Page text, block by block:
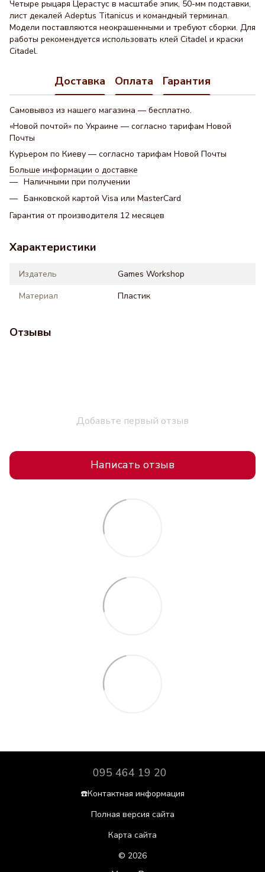
Четыре рыцаря Церастус в масштабе эпик, 50-мм подставки,
лист декалей Adeptus Titanicus и командный терминал.
Модели поставляются неокрашенными и требуют сборки. Для
работы рекомендуется использовать клей Citadel и краски
Citadel.
Доставка Оплата Гарантия
Самовывоз из нашего магазина — бесплатно.
«Новой почтой» по Украине — согласно тарифам Новой
Почты
Курьером по Киеву — согласно тарифам Новой Почты
Больше информации о доставке
Наличными при получении
Банковской картой Visa или MasterCard
Гарантия от производителя 12 месяцев
Характеристики
Издатель
Games Workshop
Материал
Пластик
Отзывы
Добавьте первый отзыв
Написать отзыв
095 464 19 20
☎️Контактная информация
Полная версия сайта
Карта сайта
© 2026